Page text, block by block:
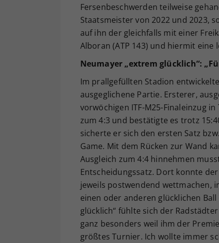
Fersenbeschwerden teilweise
Staatsmeister von 2022 und 2023,
auf ihn der gleichfalls mit einer
Alboran (ATP 143) und hiermit eine
Neumayer „extrem glücklich“:
Im prallgefüllten Stadion
ausgeglichene Partie. Ersterer,
vorwöchigen ITF-M25-Finaleinzug
zum 4:3 und bestätigte es trotz
sicherte er sich den ersten Satz
Game. Mit dem Rücken zur Wand
Ausgleich zum 4:4 hinnehmen
Entscheidungssatz. Dort konnte
jeweils postwendend wettmachen,
einen oder anderen glücklichen
glücklich“ fühlte sich der
ganz besonders weil ihm der
größtes Turnier. Ich wollte immer